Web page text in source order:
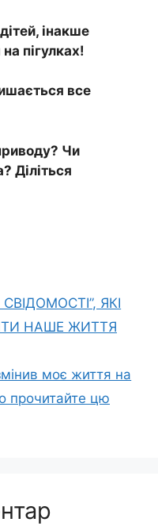
інакше
пігулках!
все
Чи
Діліться
ЯКІ
НАШЕ ЖИТТЯ
моє життя на
прочитайте цю